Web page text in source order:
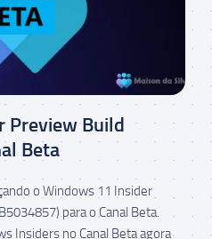
Preview Build
Beta
o Windows 11 Insider
para o Canal Beta.
Insiders no Canal Beta agora